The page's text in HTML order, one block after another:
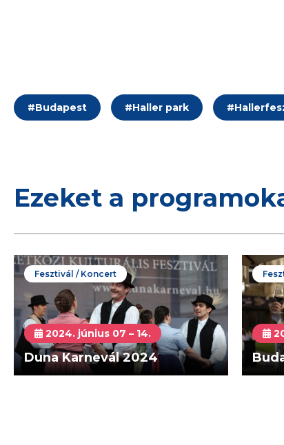
#Budapest #Haller park #
Ezeket a
Fesztivál / Koncert
2024. június 07 – 14.
Duna Karnevál 2024